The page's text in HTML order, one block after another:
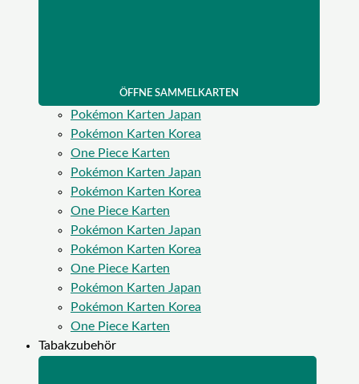
ÖFFNE SAMMELKARTEN
Pokémon Karten Japan
Pokémon Karten Korea
One Piece Karten
Pokémon Karten Japan
Pokémon Karten Korea
One Piece Karten
Pokémon Karten Japan
Pokémon Karten Korea
One Piece Karten
Pokémon Karten Japan
Pokémon Karten Korea
One Piece Karten
Tabakzubehör